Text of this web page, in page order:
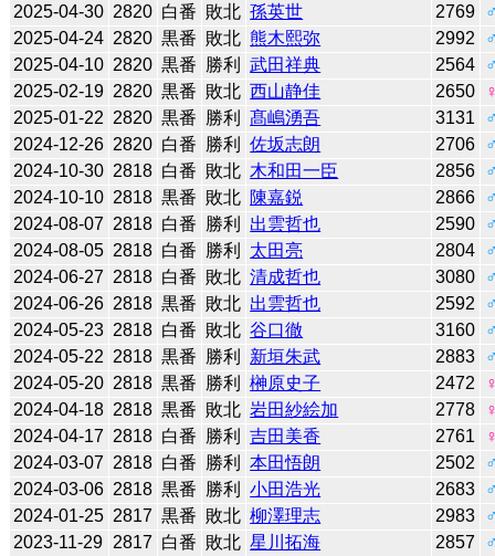
2025-04-30 2820 白番 敗北 孫英世 2769
2025-04-24 2820 黒番 敗北 熊木熙弥 2992
2025-04-10 2820 黒番 勝利 武田祥典 2564
2025-02-19 2820 黒番 敗北 西山静佳 2650
2025-01-22 2820 黒番 勝利 髙嶋湧吾 3131
2024-12-26 2820 白番 勝利 佐坂志朗 2706
2024-10-30 2818 白番 敗北 木和田一臣 2856
2024-10-10 2818 黒番 敗北 陳嘉鋭 2866
2024-08-07 2818 白番 勝利 出雲哲也 2590
2024-08-05 2818 白番 勝利 太田亮 2804
2024-06-27 2818 白番 敗北 清成哲也 3080
2024-06-26 2818 黒番 敗北 出雲哲也 2592
2024-05-23 2818 白番 敗北 谷口徹 3160
2024-05-22 2818 黒番 勝利 新垣朱武 2883
2024-05-20 2818 黒番 勝利 榊原史子 2472
2024-04-18 2818 黒番 敗北 岩田紗絵加 2778
2024-04-17 2818 白番 勝利 吉田美香 2761
2024-03-07 2818 白番 勝利 本田悟朗 2502
2024-03-06 2818 黒番 勝利 小田浩光 2683
2024-01-25 2817 黒番 敗北 柳澤理志 2983
2023-11-29 2817 白番 敗北 星川拓海 2857